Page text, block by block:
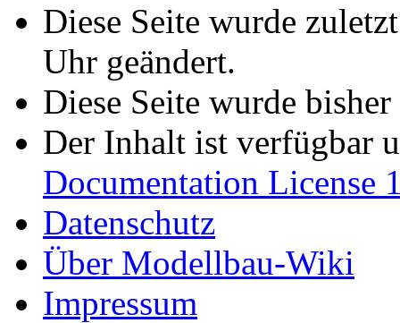
Diese Seite wurde
Uhr geändert.
Diese Seite wurde
Der Inhalt ist verfügbar
Documentation License
Datenschutz
Über Modellbau-Wiki
Impressum